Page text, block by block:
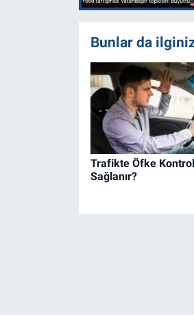
Bunlar da
Trafikte Öfke
Sağlanır?